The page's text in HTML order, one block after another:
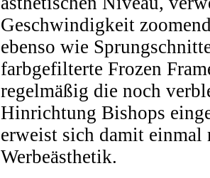
Geschwindigkeit
ebenso wie
farbgefilterte Frozen
regelmäßig die noch
Hinrichtung Bishops
erweist sich damit einmal
Werbeästhetik.